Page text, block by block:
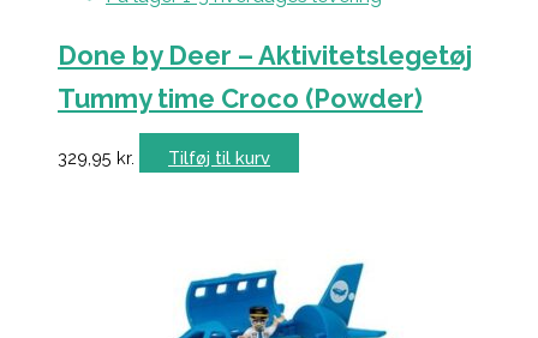
Done by Deer – Aktivitetslegetøj
Tummy time Croco (Powder)
329,95 kr. Tilføj til kurv